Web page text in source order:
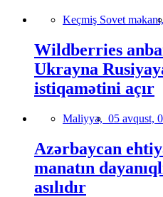
Keçmiş Sovet məkanı,
Wildberries
Ukrayna
istiqamətini açır
Maliyyə, 05 avqust,
Azərbaycan
manatın
asılıdır